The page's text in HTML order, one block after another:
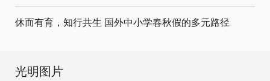
休而有育，知行共生 国外中小学春秋假的多元路径
光明图片